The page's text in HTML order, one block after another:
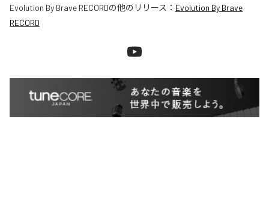
Evolution By Brave RECORDの他のリリース： Evolution By Brave
RECORD